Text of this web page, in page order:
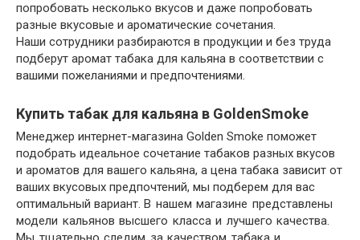
попробовать несколько вкусов и даже попробовать
разные вкусовые и ароматические сочетания.
Наши сотрудники разбираются в продукции и без труда
подберут аромат табака для кальяна в соответствии с
вашими пожеланиями и предпочтениями.
Купить табак для кальяна в GoldenSmoke
Менеджер интернет-магазина Golden Smoke поможет
подобрать идеальное сочетание табаков разных вкусов
и ароматов для вашего кальяна, а цена табака зависит от
ваших вкусовых предпочтений, мы подберем для вас
оптимальный вариант. В нашем магазине представлены
модели кальянов высшего класса и лучшего качества.